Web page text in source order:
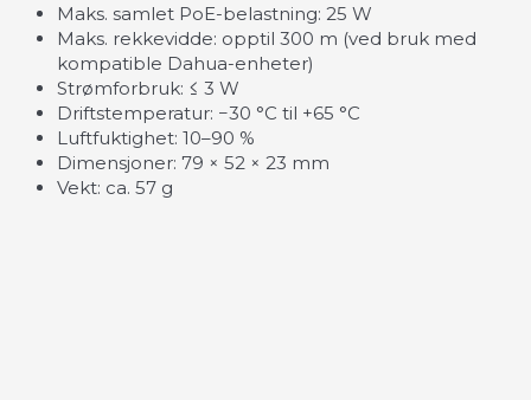
Maks. samlet PoE-belastning: 25 W
Maks. rekkevidde: opptil 300 m (ved bruk med
kompatible Dahua-enheter)
Strømforbruk: ≤ 3 W
Driftstemperatur: −30 °C til +65 °C
Luftfuktighet: 10–90 %
Dimensjoner: 79 × 52 × 23 mm
Vekt: ca. 57 g